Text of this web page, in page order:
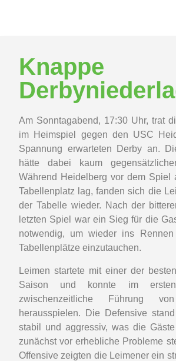
Knappe
Am Sonntagabend, 17:30 Uhr, trat
im Heimspiel gegen den USC
Spannung erwarteten Derby an.
hätte dabei kaum
Während Heidelberg vor dem Spiel
Tabellenplatz lag, fanden sich die
der Tabelle wieder. Nach der
letzten Spiel war ein Sieg für die
notwendig, um wieder ins
Tabellenplätze einzutauchen.
Leimen startete mit einer der
Saison und konnte im
zwischenzeitliche Führung
herausspielen. Die Defensive
stabil und aggressiv, was die
zunächst vor erhebliche Probleme
Offensive zeigten die Leimener ein